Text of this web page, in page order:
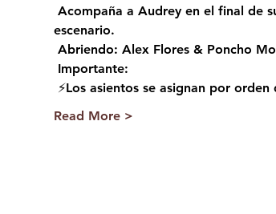
escenario.
Abriendo: Alex Flores & Poncho
Importante:
⚡️Los asientos se asignan por
Read More >